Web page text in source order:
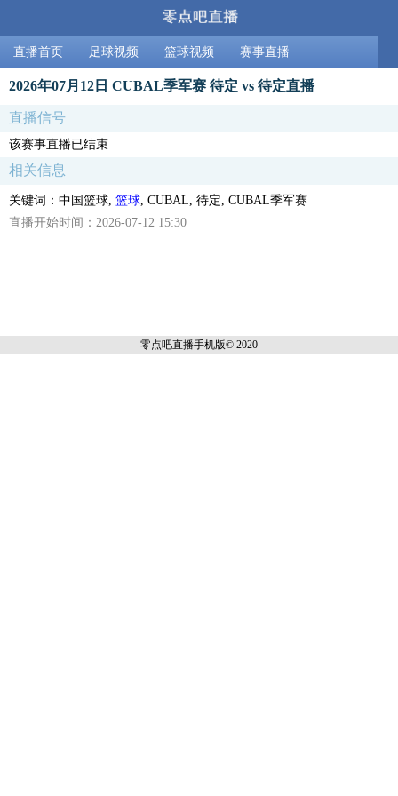
直播首页 足球视频 篮球视频 赛事直播
2026年07月12日 CUBAL季军赛 待定 vs 待定直播
直播信号
该赛事直播已结束
相关信息
关键词：中国篮球, 篮球 , CUBAL, 待定, CUBAL季军赛
直播开始时间：2026-07-12 15:30
零点吧直播手机版© 2020